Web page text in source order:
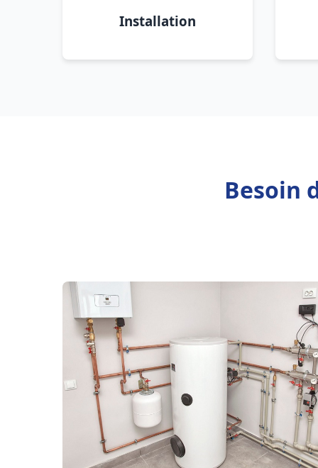
Installation
Besoin